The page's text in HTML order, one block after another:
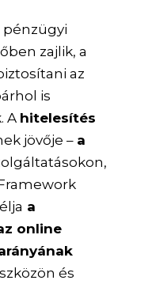
pénzügyi
zajlik, a
az
is
A hitelesítés
jövője – a
a
online
és